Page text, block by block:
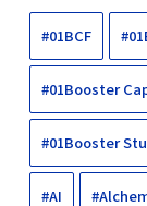
#01BCF
#01Booster
#01Booster
#AI